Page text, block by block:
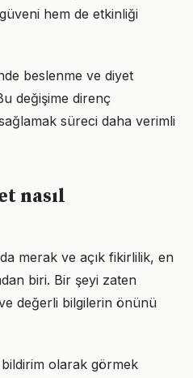
hem de etkinliği
beslenme ve diyet
değişime direnç
süreci daha verimli
nasıl
merak ve açık fikirlilik, en
biri. Bir şeyi zaten
değerli bilgilerin önünü
bildirim olarak görmek